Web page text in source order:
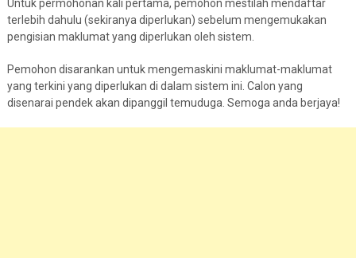
Untuk permohonan kali pertama, pemohon mestilah mendaftar
terlebih dahulu (sekiranya diperlukan) sebelum mengemukakan
pengisian maklumat yang diperlukan oleh sistem.
Pemohon disarankan untuk mengemaskini maklumat-maklumat
yang terkini yang diperlukan di dalam sistem ini. Calon yang
disenarai pendek akan dipanggil temuduga. Semoga anda berjaya!